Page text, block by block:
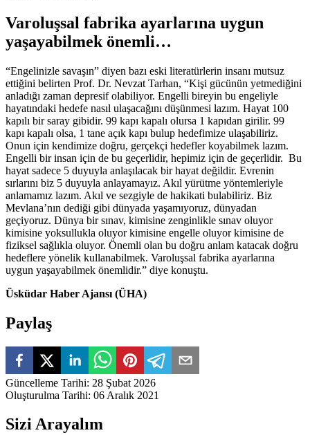
Varoluşsal fabrika ayarlarına uygun
yaşayabilmek önemli…
“Engelinizle savaşın” diyen bazı eski literatürlerin insanı mutsuz
ettiğini belirten Prof. Dr. Nevzat Tarhan, “Kişi gücünün yetmediğini
anladığı zaman depresif olabiliyor. Engelli bireyin bu engeliyle
hayatındaki hedefe nasıl ulaşacağını düşünmesi lazım. Hayat 100
kapılı bir saray gibidir. 99 kapı kapalı olursa 1 kapıdan girilir. 99
kapı kapalı olsa, 1 tane açık kapı bulup hedefimize ulaşabiliriz.
Onun için kendimize doğru, gerçekçi hedefler koyabilmek lazım.
Engelli bir insan için de bu geçerlidir, hepimiz için de geçerlidir. Bu
hayat sadece 5 duyuyla anlaşılacak bir hayat değildir. Evrenin
sırlarını biz 5 duyuyla anlayamayız. Akıl yürütme yöntemleriyle
anlamamız lazım. Akıl ve sezgiyle de hakikati bulabiliriz. Biz
Mevlana’nın dediği gibi dünyada yaşamıyoruz, dünyadan
geçiyoruz. Dünya bir sınav, kimisine zenginlikle sınav oluyor
kimisine yoksullukla oluyor kimisine engelle oluyor kimisine de
fiziksel sağlıkla oluyor. Önemli olan bu doğru anlam katacak doğru
hedeflere yönelik kullanabilmek. Varoluşsal fabrika ayarlarına
uygun yaşayabilmek önemlidir.” diye konuştu.
Üsküdar Haber Ajansı (ÜHA)
Paylaş
Güncelleme Tarihi: 28 Şubat 2026
Oluşturulma Tarihi: 06 Aralık 2021
Sizi Arayalım